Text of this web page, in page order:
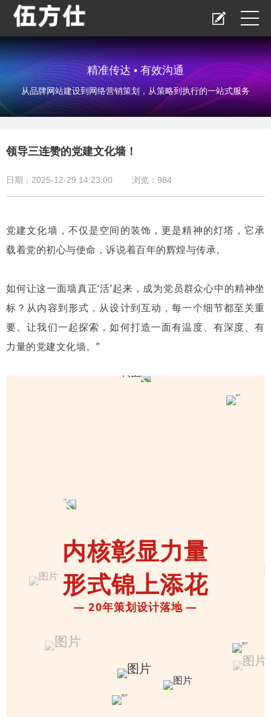
精准传达 • 有效沟通
从品牌网站建设到网络营销策划，从策略到执行的一站式服务
领导三连赞的党建文化墙！
日期：2025-12-29 14:23:00 浏览： 984
党建文化墙，不仅是空间的装饰，更是精神的灯塔，它承
载着党的初心与使命，诉说着百年的辉煌与传承。
如何让这一面墙真正‘活’起来，成为党员群众心中的精神坐
标？从内容到形式，从设计到互动，每一个细节都至关重
要。让我们一起探索，如何打造一面有温度、有深度、有
力量的党建文化墙。”
— 20年策划设计落地 —
内核彰显力量
形式锦上添花